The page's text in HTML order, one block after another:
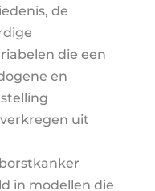
de
die een
en
uit
in modellen die